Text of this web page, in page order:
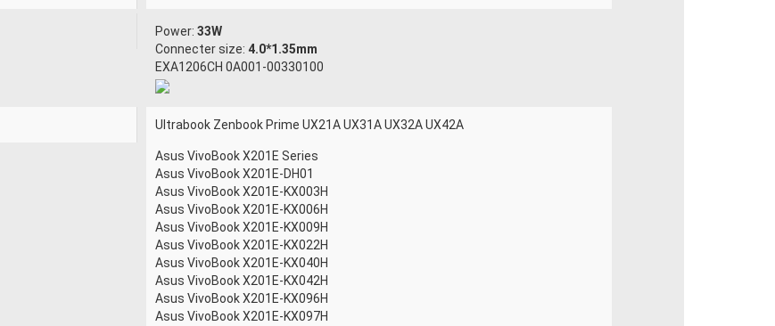
Power:33W
Connecter size: 4.0*1.35mm
EXA1206CH 0A001-00330100
Ultrabook Zenbook Prime UX21A UX31A UX32A UX42A
Asus VivoBook X201E Series
Asus VivoBook X201E-DH01
Asus VivoBook X201E-KX003H
Asus VivoBook X201E-KX006H
Asus VivoBook X201E-KX009H
Asus VivoBook X201E-KX022H
Asus VivoBook X201E-KX040H
Asus VivoBook X201E-KX042H
Asus VivoBook X201E-KX096H
Asus VivoBook X201E-KX097H